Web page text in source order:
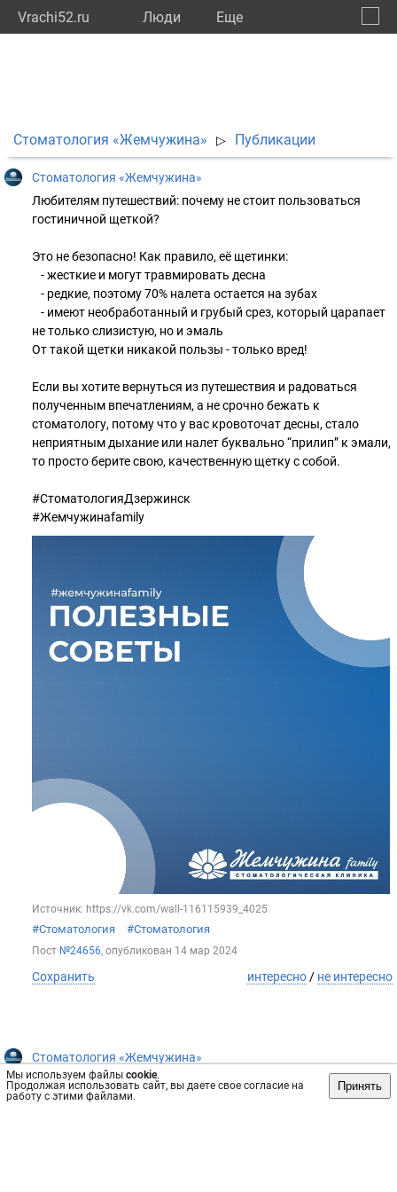
Vrachi52.ru Люди Eще
Мы используем файлы cookie.
Продолжая использовать сайт, вы даете свое согласие на
работу с этими файлами.
Принять
Стоматология «Жемчужина» ▷ Публикации
Стоматология «Жемчужина»
Любителям путешествий: почему не стоит пользоваться
гостиничной щеткой?
Это не безопасно! Как правило, её щетинки:
⠀- жесткие и могут травмировать десна
⠀- редкие, поэтому 70% налета остается на зубах
⠀- имеют необработанный и грубый срез, который царапает
не только слизистую, но и эмаль
От такой щетки никакой пользы - только вред!
Если вы хотите вернуться из путешествия и радоваться
полученным впечатлениям, а не срочно бежать к
стоматологу, потому что у вас кровоточат десны, стало
неприятным дыхание или налет буквально “прилип” к эмали,
то просто берите свою, качественную щетку с собой.
#СтоматологияДзержинск
#Жемчужинаfamily
Источник: https://vk.com/wall-116115939_4025
#Стоматология #Стоматология
Пост №24656, опубликован 14 мар 2024
Сохранить интересно / не интересно
Стоматология «Жемчужина»
Виниры - это баловство!?
Виниры часто воспринимают как что-то излишнее и их